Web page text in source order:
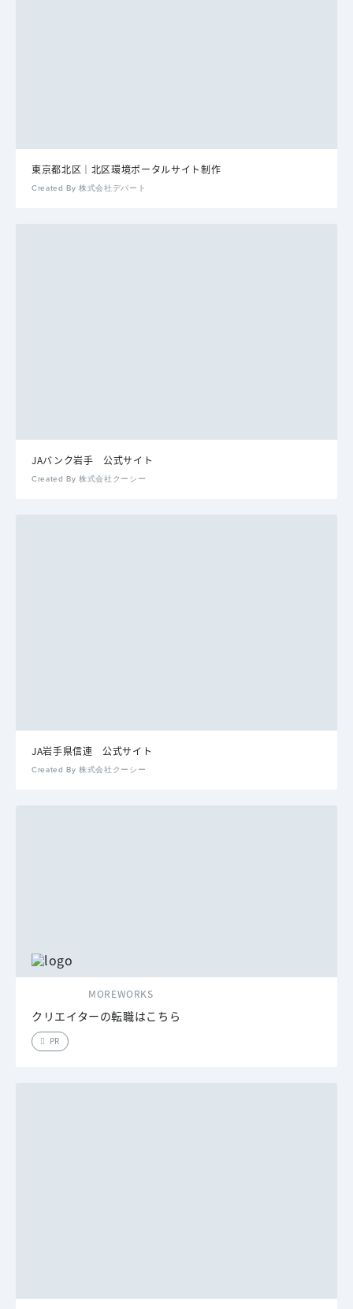
東京都北区｜北区環境ポータルサイト制作
Created By 株式会社デパート
JAバンク岩手 公式サイト
Created By 株式会社クーシー
JA岩手県信連 公式サイト
Created By 株式会社クーシー
MOREWORKS
クリエイターの転職はこちら
PR